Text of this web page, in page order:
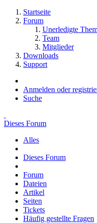
Startseite
Forum
Unerledigte
Team
Mitglieder
Downloads
Support
Anmelden oder
Suche
Dieses Forum
Alles
Dieses Forum
Forum
Dateien
Artikel
Seiten
Tickets
Häufig gestellte Fragen